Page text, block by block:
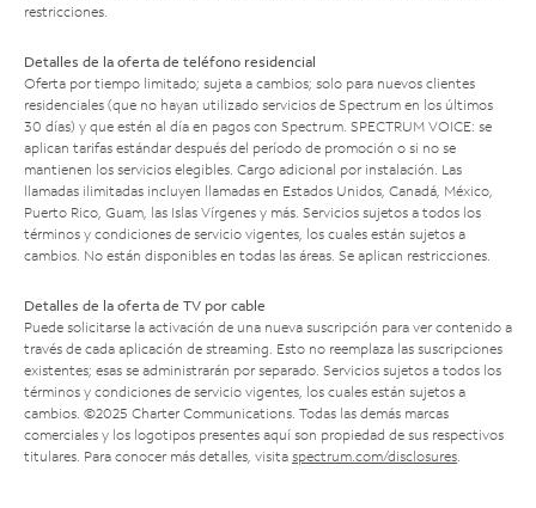
restricciones.
Detalles de la oferta de teléfono residencial
Oferta por tiempo limitado; sujeta a cambios; solo para nuevos clientes
residenciales (que no hayan utilizado servicios de Spectrum en los últimos
30 días) y que estén al día en pagos con Spectrum. SPECTRUM VOICE: se
aplican tarifas estándar después del período de promoción o si no se
mantienen los servicios elegibles. Cargo adicional por instalación. Las
llamadas ilimitadas incluyen llamadas en Estados Unidos, Canadá, México,
Puerto Rico, Guam, las Islas Vírgenes y más. Servicios sujetos a todos los
términos y condiciones de servicio vigentes, los cuales están sujetos a
cambios. No están disponibles en todas las áreas. Se aplican restricciones.
Detalles de la oferta de TV por cable
Puede solicitarse la activación de una nueva suscripción para ver contenido a
través de cada aplicación de streaming. Esto no reemplaza las suscripciones
existentes; esas se administrarán por separado. Servicios sujetos a todos los
términos y condiciones de servicio vigentes, los cuales están sujetos a
cambios. ©2025 Charter Communications. Todas las demás marcas
comerciales y los logotipos presentes aquí son propiedad de sus respectivos
titulares. Para conocer más detalles, visita spectrum.com/disclosures